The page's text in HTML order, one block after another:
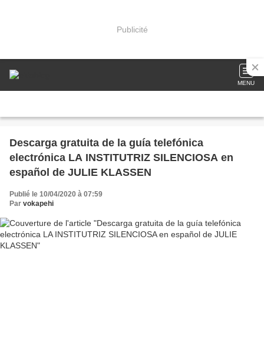
Publicité
MENU
Descarga gratuita de la guía telefónica
electrónica LA INSTITUTRIZ SILENCIOSA en
español de JULIE KLASSEN
Publié le 10/04/2020 à 07:59
Par vokapehi